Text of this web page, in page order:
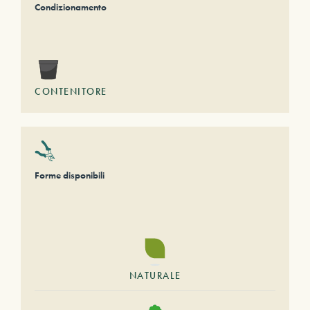
Condizionamento
CONTENITORE
Forme disponibili
NATURALE